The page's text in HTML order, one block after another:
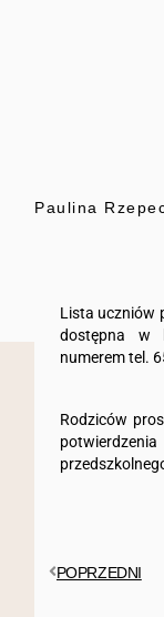
Paulina
Lista uczniów
dostępna w
numerem tel.
Rodziców
POPRZEDNI